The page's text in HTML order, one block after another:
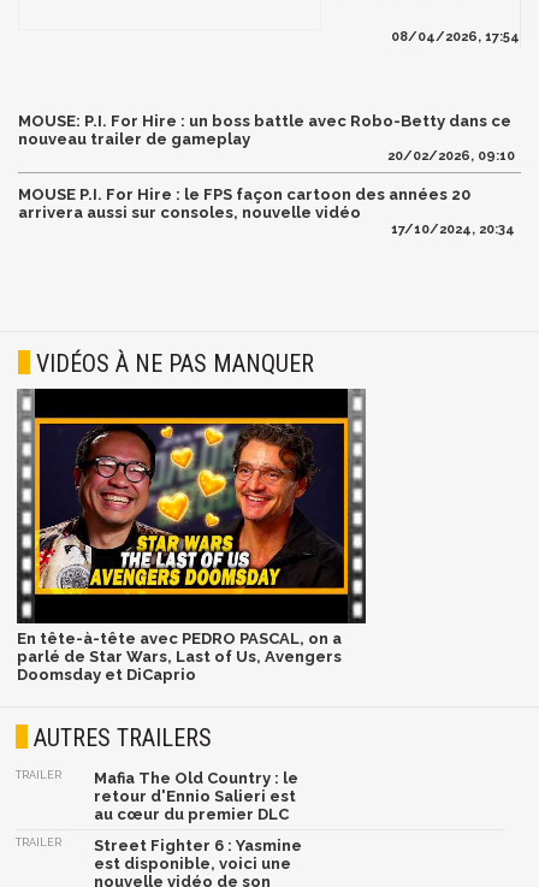
08/04/2026, 17:54
MOUSE: P.I. For Hire : un boss battle avec Robo-Betty dans ce
nouveau trailer de gameplay
20/02/2026, 09:10
MOUSE P.I. For Hire : le FPS façon cartoon des années 20
arrivera aussi sur consoles, nouvelle vidéo
17/10/2024, 20:34
VIDÉOS À NE PAS MANQUER
En tête-à-tête avec PEDRO PASCAL, on a
parlé de Star Wars, Last of Us, Avengers
Doomsday et DiCaprio
AUTRES TRAILERS
TRAILER
Mafia The Old Country : le
retour d'Ennio Salieri est
au cœur du premier DLC
TRAILER
Street Fighter 6 : Yasmine
est disponible, voici une
nouvelle vidéo de son